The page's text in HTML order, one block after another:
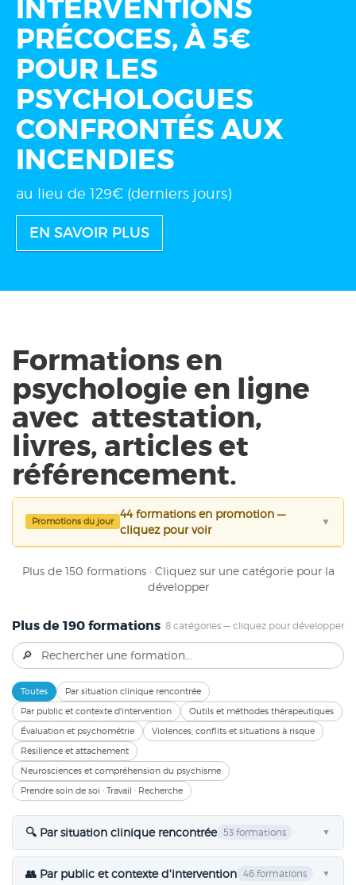
INTERVENTIONS
PRÉCOCES, À 5€
POUR LES
PSYCHOLOGUES
CONFRONTÉS AUX
INCENDIES
au lieu de 129€ (derniers jours)
EN SAVOIR PLUS
Formations en
psychologie en ligne
avec attestation,
livres, articles et
référencement.
Promotions du jour
44 formations en promotion —
cliquez pour voir
▼
Plus de 150 formations · Cliquez sur une catégorie pour la
développer
Plus de 190 formations 8 catégories — cliquez pour développer
Toutes
Par situation clinique rencontrée
Par public et contexte d'intervention
Outils et méthodes thérapeutiques
Évaluation et psychométrie
Violences, conflits et situations à risque
Résilience et attachement
Neurosciences et compréhension du psychisme
Prendre soin de soi · Travail · Recherche
🔍 Par situation clinique rencontrée 53 formations ▼
👥 Par public et contexte d'intervention 46 formations ▼